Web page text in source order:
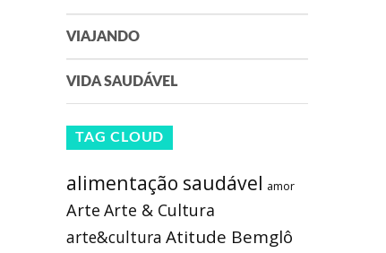
VIAJANDO
VIDA SAUDÁVEL
TAG CLOUD
alimentação saudável amor
Arte Arte & Cultura
arte&cultura Atitude Bemglô